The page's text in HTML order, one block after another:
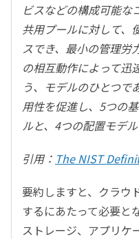
ビスなどの構成可能な
共用プールに対して、
スでき、最小の管理労
の相互動作によって迅
う、モデルのひとつで
用性を促進し、5つの
ルと、4つの配置モデ
引用： The NIST
要約しますと、クラウ
するにあたって必要と
ストレージ、アプリケ